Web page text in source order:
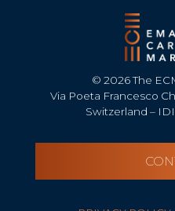
© 2026 The
Via Poeta Francesco
Switzerland –